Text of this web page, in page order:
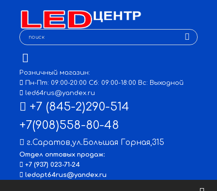
Розничный магазин:
Пн-Пт: 09:00-20:00 Сб: 09:00-18:00 Вс: Выходной
led64rus@yandex.ru
+7 (845-2)290-514
+7(908)558-80-48
г.Саратов,ул.Большая Горная,315
Отдел оптовых продаж:
+7 (937) 023-71-24
ledopt64rus@yandex.ru